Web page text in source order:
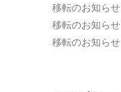
移転のお知らせ
移転のお知らせ
移転のお知らせ